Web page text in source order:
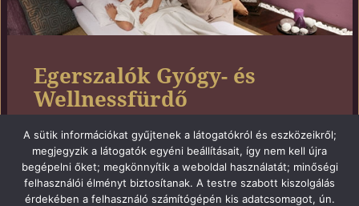
Egerszalók Gyógy- és
Wellnessfürdő
3394 Egerszalók, Forrás u. 4.
Information and registration: phone: 36-36-688-
500
Opening hours, every day: 10h-20h
A sütik információkat gyűjtenek a látogatókról és eszközeikről;
megjegyzik a látogatók egyéni beállításait, így nem kell újra
begépelni őket; megkönnyítik a weboldal használatát; minőségi
felhasználói élményt biztosítanak. A testre szabott kiszolgálás
érdekében a felhasználó számítógépén kis adatcsomagot, ún.